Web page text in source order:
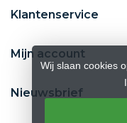
Klantenservice
Mijn account
Nieuwsbrief
Wij slaan cookies